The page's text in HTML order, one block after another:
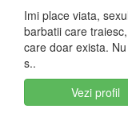
Imi place viata,
barbatii care
care doar exista.
s..
Vezi profil